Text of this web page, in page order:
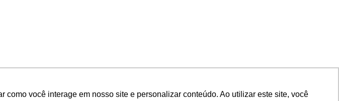
você interage em nosso site e personalizar conteúdo. Ao utilizar este site, você